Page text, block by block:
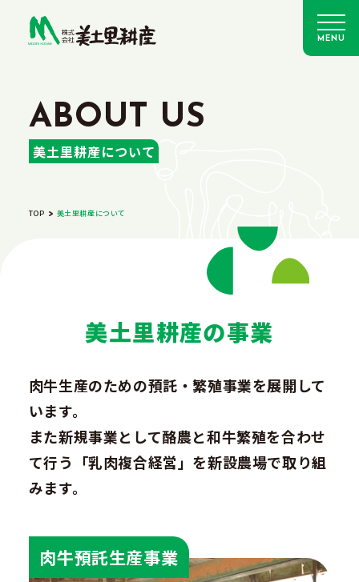
MENU
美土里耕産について
TOP 美土里耕産について
美土里耕産の事業
肉牛生産のための預託・繁殖事業を展開して
います。
また新規事業として酪農と和牛繁殖を合わせ
て行う「乳肉複合経営」を新設農場で取り組
みます。
肉牛預託生産事業